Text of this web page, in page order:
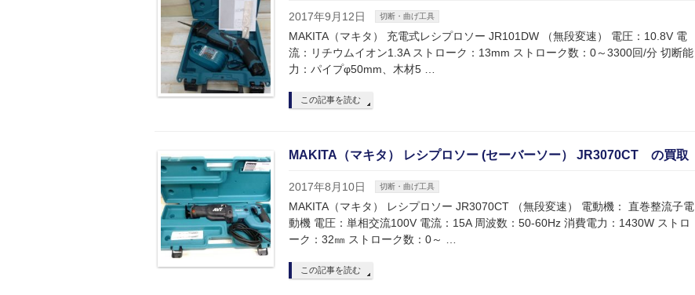
2017年9月12日 切断・曲げ工具
MAKITA（マキタ） 充電式レシプロソー JR101DW （無段変速） 電圧：10.8V 電
流：リチウムイオン1.3A ストローク：13mm ストローク数：0～3300回/分 切断能
力：パイプφ50mm、木材5 …
この記事を読む
MAKITA（マキタ） レシプロソー (セーバーソー） JR3070CT の買取
2017年8月10日 切断・曲げ工具
MAKITA（マキタ） レシプロソー JR3070CT （無段変速） 電動機： 直巻整流子電
動機 電圧：単相交流100V 電流：15A 周波数：50-60Hz 消費電力：1430W ストロ
ーク：32㎜ ストローク数：0～ …
この記事を読む